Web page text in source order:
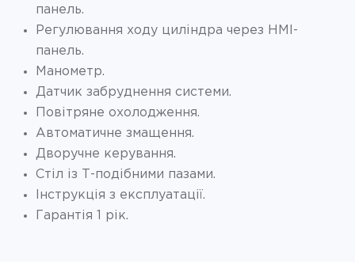
панель.
Регулювання ходу циліндра через HMI-
панель.
Манометр.
Датчик забруднення системи.
Повітряне охолодження.
Автоматичне змащення.
Дворучне керування.
Стіл із Т-подібними пазами.
Інструкція з експлуатації.
Гарантія 1 рік.